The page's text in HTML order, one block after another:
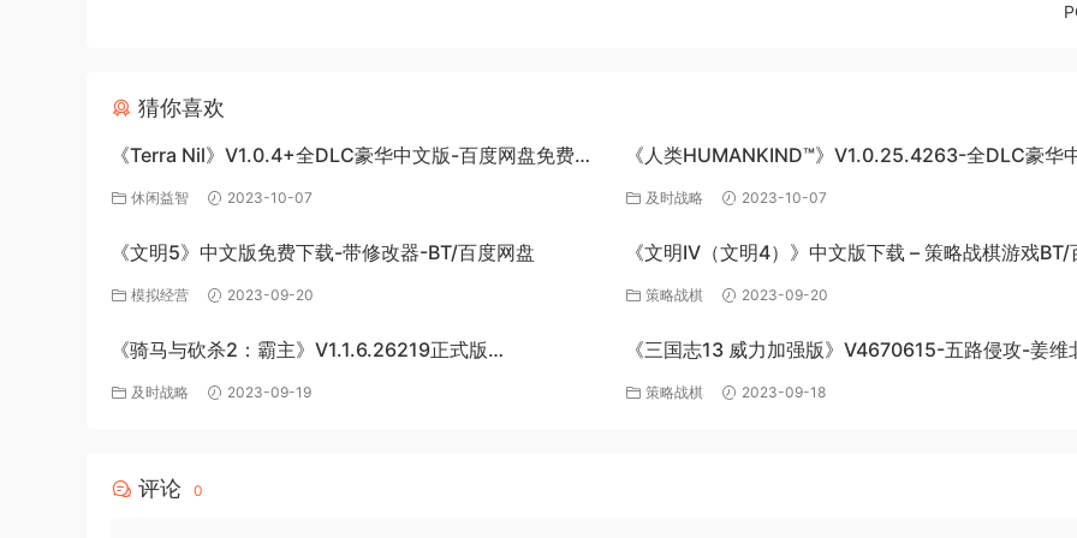
猜你喜欢
《Terra Nil》V1.0.4+全DLC豪华中文版-百度网盘免费下
载 休闲益智 2023-10-07
《人类HUMANKIND™》V1.0.25.4263-全DLC豪华
版-百度网盘免费下载
及时战略 2023-10-07
《文明5》中文版免费下载-带修改器-BT/百度网盘
模拟经营 2023-09-20
《文明IV（文明4）》中文版下载 – 策略战棋游戏BT/
网盘资源
策略战棋 2023-09-20
《骑马与砍杀2：霸主》V1.1.6.26219正式版
+BetaV1.2.3.24202测试版-破军征程-官方中文-全DLC百
及时战略 2023-09-19
《三国志13 威力加强版》V4670615-五路侵攻-姜维
四夷六国+全DLC-中文版百度网盘下载
策略战棋 2023-09-18
评论 0